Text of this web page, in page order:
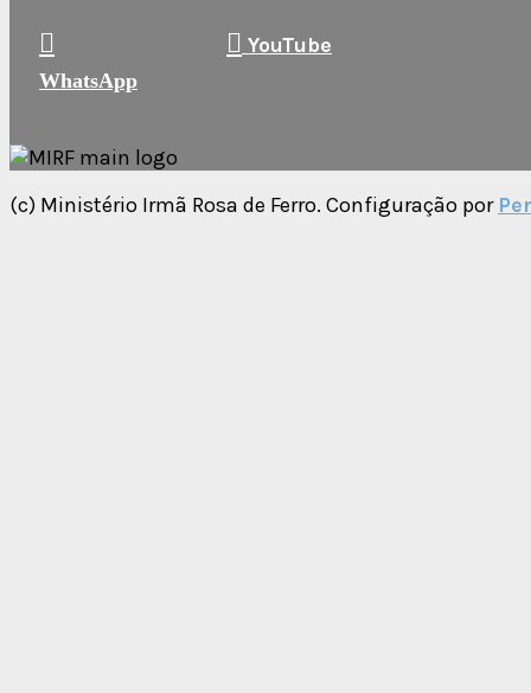
WhatsApp
YouTube
(c) Ministério Irmã Rosa de Ferro. Configuração por